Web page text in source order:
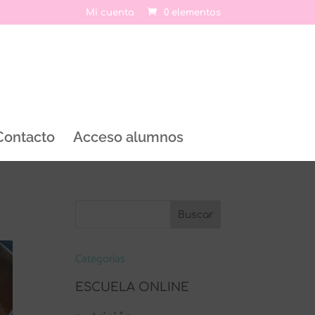
Mi cuenta 0 elementos
Acceso alumnos
Categorías
ESCUELA ONLINE